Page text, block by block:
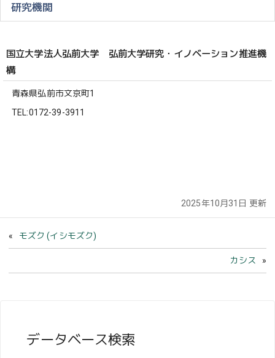
研究機関
国立大学法人弘前大学 弘前大学研究・イノベーション推進機
構
青森県弘前市文京町1
TEL:0172-39-3911
2025年10月31日 更新
モズク (イシモズク)
カシス
データベース検索